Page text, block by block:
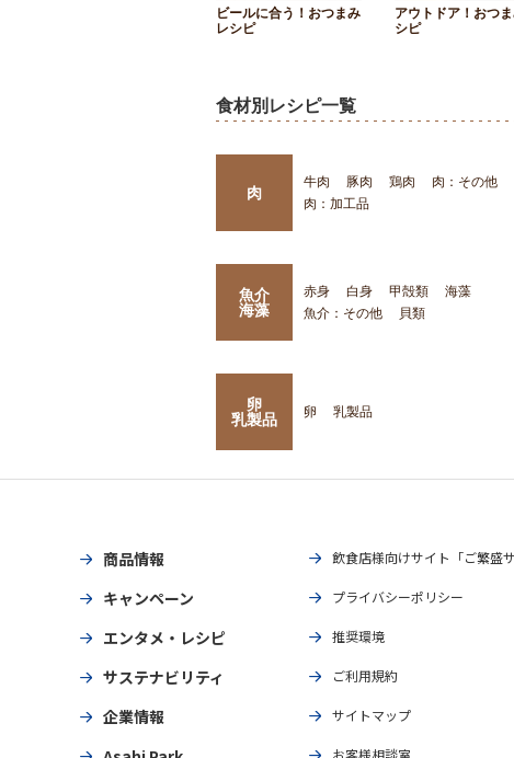
ビールに合う！おつまみ
レシピ
アウトドア！おつ
シピ
食材別レシピ一覧
肉
牛肉 豚肉 鶏肉
肉：その他
肉：加工品
魚介
海藻
赤身 白身 甲殻類
海藻
魚介：その他
貝類
卵
乳製品
卵 乳製品
商品情報
キャンペーン
エンタメ・レシピ
サステナビリティ
企業情報
飲食店様向けサイト「ご繁盛
プライバシーポリシー
推奨環境
ご利用規約
サイトマップ
お客様相談室